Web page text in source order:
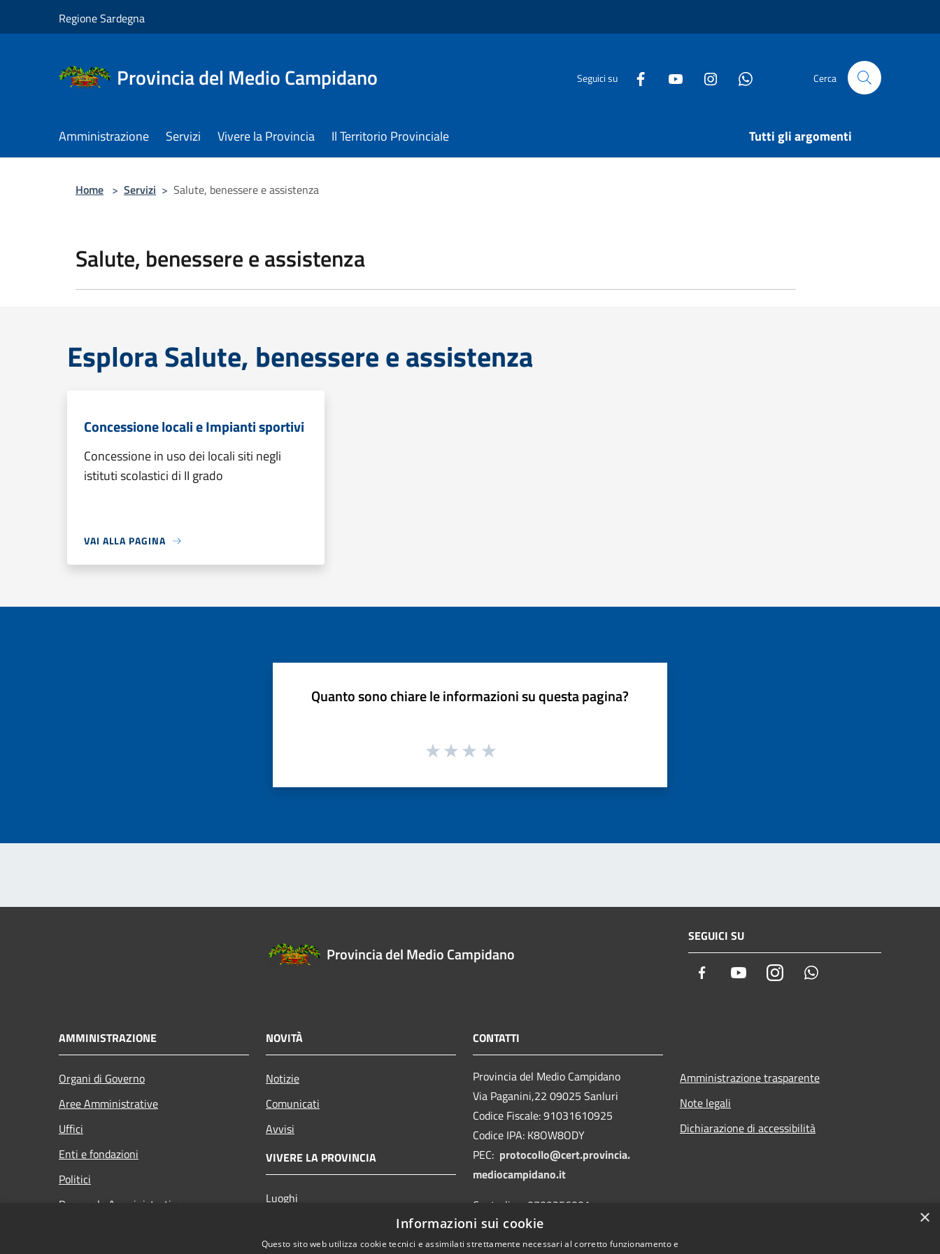
Regione Sardegna
Provincia del Medio Campidano Seguici su Cerca
Amministrazione Servizi Vivere la Provincia Il Territorio Provinciale Tutti gli argomenti
Home > Servizi > Salute, benessere e assistenza
Salute, benessere e assistenza
Esplora Salute, benessere e assistenza
Concessione locali e Impianti sportivi
Concessione in uso dei locali siti negli
istituti scolastici di II grado
VAI ALLA PAGINA
Quanto sono chiare le informazioni su questa pagina?
Provincia del Medio Campidano
SEGUICI SU
Facebook YoutubeInstagram
AMMINISTRAZIONE
Organi di Governo
Aree Amministrative
Uffici
Enti e fondazioni
Politici
Personale Amministrativo
NOVITÀ
Notizie
Comunicati
Avvisi
VIVERE LA PROVINCIA
Luoghi
CONTATTI
Provincia del Medio Campidano
Via Paganini,22 09025 Sanluri
Codice Fiscale: 91031610925
Codice IPA: K8OW8ODY
PEC: protocollo@cert.provincia.
mediocampidano.it
Centralino: 0709356001
Amministrazione trasparente
Note legali
Dichiarazione di accessibilità
×
Informazioni sui cookie
Questo sito web utilizza cookie tecnici e assimilati strettamente necessari al corretto funzionamento e